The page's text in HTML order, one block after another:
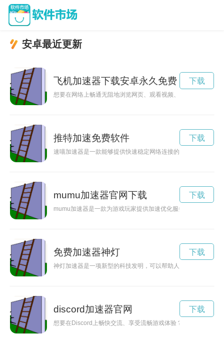
安卓最近更新
飞机加速器下载安卓永久免费
想要在网络上畅通无阻地浏览网页、观看视频、下载文件吗？
下载
推特加速免费软件
速喵加速器是一款能够提供快速稳定网络连接的工具，让用户
下载
mumu加速器官网下载
mumu加速器是一款为游戏玩家提供加速优化服务的工具，能
下载
免费加速器神灯
神灯加速器是一项新型的科技发明，可以帮助人们加快工作和生
下载
discord加速器官网
想要在Discord上畅快交流、享受流畅游戏体验？今天就来探索
下载